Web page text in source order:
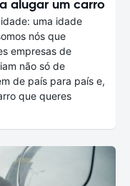
alugar um carro
uma idade
nós que
empresas de
não só de
de país para país e,
que queres